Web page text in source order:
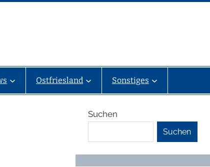
Ostfriesland Sonstiges
Suchen
Suchen